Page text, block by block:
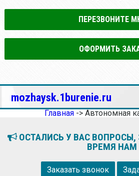
ПЕРЕЗВОНИТЕ
ОФОРМИТЬ
mozhaysk.1burenie.ru
Главная-> Автономная
ОСТАЛИСЬ У ВАС ВОПРОСЫ,
ВРЕМЯ НАМ
Заказать звонок